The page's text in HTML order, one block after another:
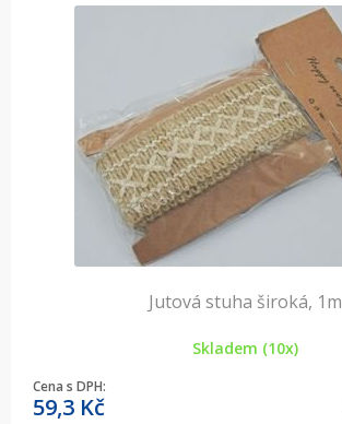
Jutová stuha široká, 1m
Skladem (10x)
Cena s DPH:
59,3 Kč